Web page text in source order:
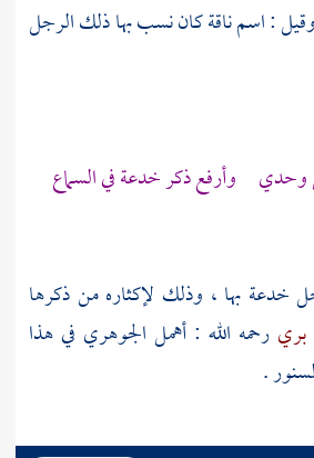
: اسم ناقة كان نسب بها ذلك الرجل
وحدي وأرفع ذكر خدعة في السماع
خدعة بها ، وذلك لإكثاره من ذكرها
بري رحمه الله : أهمل الجوهري في هذا
.